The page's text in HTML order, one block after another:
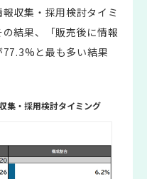
収集・採用検討タイミ
結果、「販売後に情報
と最も多い結果
集・採用検討タイミング